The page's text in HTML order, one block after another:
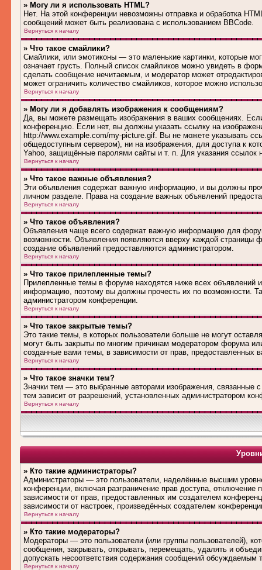
» Могу ли я использовать HTML?
Нет. На этой конференции невозможны отправка и обработка
сообщений может быть реализована с использованием BBCode.
Вернуться к началу
» Что такое смайлики?
Смайлики, или эмотиконы — это маленькие картинки, которые
означает грусть. Полный список смайликов можно увидеть в
сделать сообщение нечитаемым, и модератор может
может ограничить количество смайликов, которое можно
Вернуться к началу
» Могу ли я добавлять изображения к сообщениям?
Да, вы можете размещать изображения в ваших сообщениях.
конференцию. Если нет, вы должны указать ссылку на
http://www.example.com/my-picture.gif. Вы не можете указывать
общедоступным сервером), ни на изображения, для доступа к
Yahoo, защищённые паролями сайты и т. п. Для указания ссылок
Вернуться к началу
» Что такое важные объявления?
Эти объявления содержат важную информацию, и вы должны
личном разделе. Права на создание важных объявлений
Вернуться к началу
» Что такое объявления?
Объявления чаще всего содержат важную информацию для
возможности. Объявления появляются вверху каждой
создание объявлений предоставляются администратором.
Вернуться к началу
» Что такое прилепленные темы?
Прилепленные темы в форуме находятся ниже всех объявлений
информацию, поэтому вы должны прочесть их по возможности.
администратором конференции.
Вернуться к началу
» Что такое закрытые темы?
Это такие темы, в которых пользователи больше не могут
могут быть закрыты по многим причинам модератором форума
созданные вами темы, в зависимости от прав, предоставленных
Вернуться к началу
» Что такое значки тем?
Значки тем — это выбранные авторами изображения, связанные
тем зависит от разрешений, установленных администратором
Вернуться к началу
» Кто такие администраторы?
Администраторы — это пользователи, наделённые высшим
конференции, включая разграничение прав доступа, отключение
зависимости от прав, предоставленных им создателем
зависимости от настроек, произведённых создателем
Вернуться к началу
» Кто такие модераторы?
Модераторы — это пользователи (или группы пользователей),
сообщения, закрывать, открывать, перемещать, удалять и
допускать несоответствия содержания сообщений
Вернуться к началу